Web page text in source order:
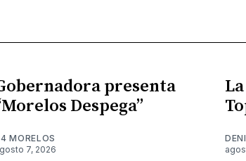
presenta
Despega”
MORELOS
7, 2026